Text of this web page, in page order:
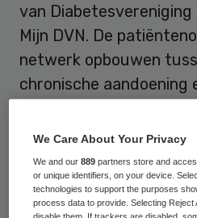
van Diabetesvereniging
Mijn DVN. De
netwerk opbouwen
chronische aandoening
Koploper e-health
Opwww.mijndvn.nl
We Care About Your Privacy
We and our889 partners store and
or unique identifiers, on your device.
technologies to support the purposes
process data to provide. Selecting